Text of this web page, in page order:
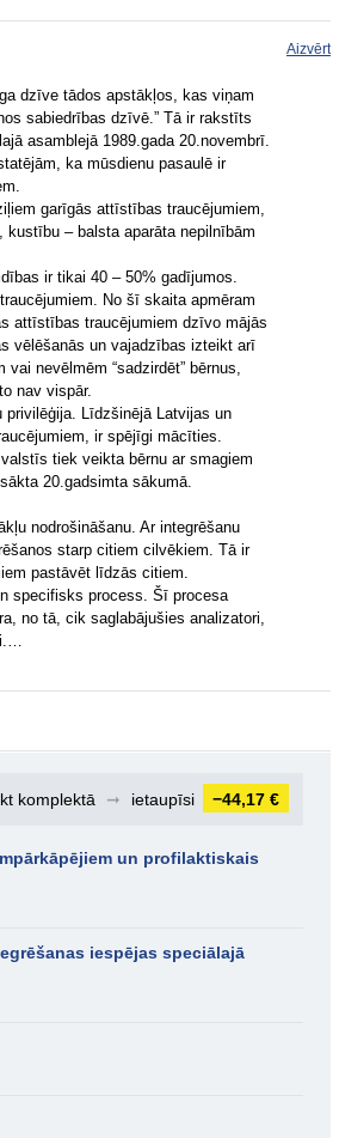
Aizvērt
dzīve tādos apstākļos, kas viņam
sabiedrības dzīvē.” Tā ir rakstīts
asamblejā 1989.gada 20.novembrī.
ka mūsdienu pasaulē ir
garīgās attīstības traucējumiem,
– balsta aparāta nepilnībām
ir tikai 40 – 50% gadījumos.
No šī skaita apmēram
attīstības traucējumiem dzīvo mājās
vēlēšanās un vajadzības izteikt arī
nevēlmēm “sadzirdēt” bērnus,
nav vispār.
Līdzšinējā Latvijas un
ir spējīgi mācīties.
tiek veikta bērnu ar smagiem
20.gadsimta sākumā.
nodrošināšanu. Ar integrēšanu
starp citiem cilvēkiem. Tā ir
pastāvēt līdzās citiem.
specifisks process. Šī procesa
no tā, cik saglabājušies analizatori,
komplektā ➞ ietaupīsi −44,17 €
un profilaktiskais
iespējas speciālajā